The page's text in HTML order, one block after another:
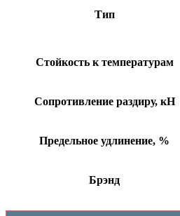
Тип
Стойкость к температурам
Сопротивление раздиру, кН
Предельное удлинение, %
Брэнд